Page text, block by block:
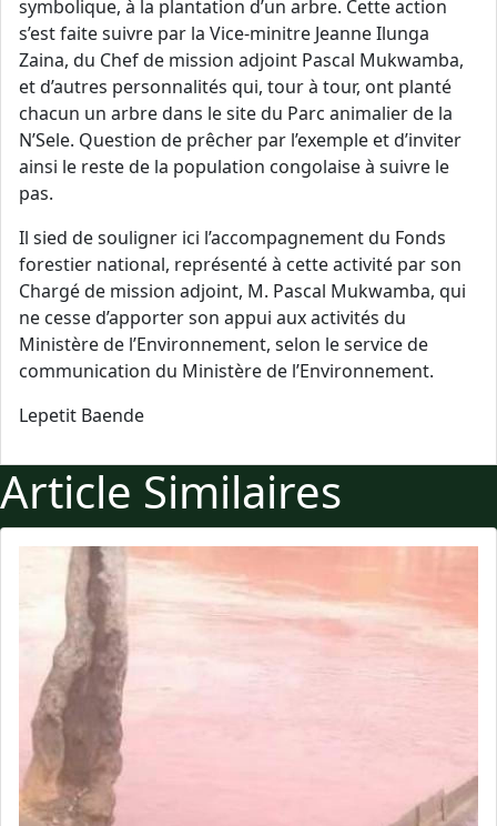
symbolique, à la plantation d’un arbre. Cette action
s’est faite suivre par la Vice-minitre Jeanne Ilunga
Zaina, du Chef de mission adjoint Pascal Mukwamba,
et d’autres personnalités qui, tour à tour, ont planté
chacun un arbre dans le site du Parc animalier de la
N’Sele. Question de prêcher par l’exemple et d’inviter
ainsi le reste de la population congolaise à suivre le
pas.
Il sied de souligner ici l’accompagnement du Fonds
forestier national, représenté à cette activité par son
Chargé de mission adjoint, M. Pascal Mukwamba, qui
ne cesse d’apporter son appui aux activités du
Ministère de l’Environnement, selon le service de
communication du Ministère de l’Environnement.
Lepetit Baende
Article Similaires